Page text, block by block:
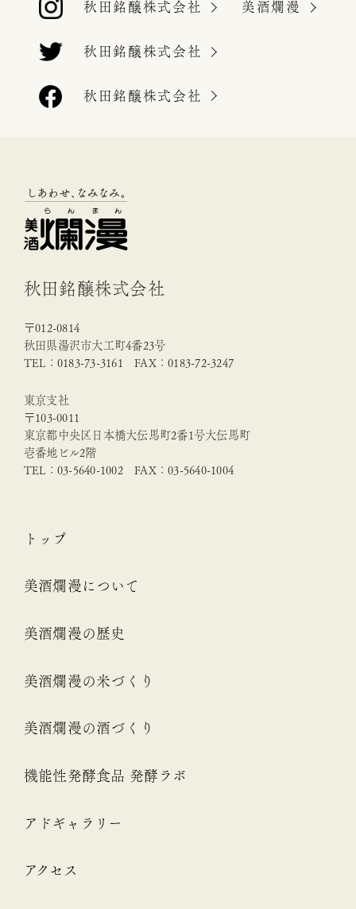
秋田銘醸株式会社 美酒爛漫
秋田銘醸株式会社
秋田銘醸株式会社
秋田銘醸株式会社
〒012-0814
秋田県湯沢市大工町4番23号
TEL：0183-73-3161 FAX：0183-72-3247
東京支社
〒103-0011
東京都中央区日本橋大伝馬町2番1号大伝馬町
壱番地ビル2階
TEL：03-5640-1002 FAX：03-5640-1004
トップ
美酒爛漫について
美酒爛漫の歴史
美酒爛漫の米づくり
美酒爛漫の酒づくり
機能性発酵食品 発酵ラボ
アドギャラリー
アクセス